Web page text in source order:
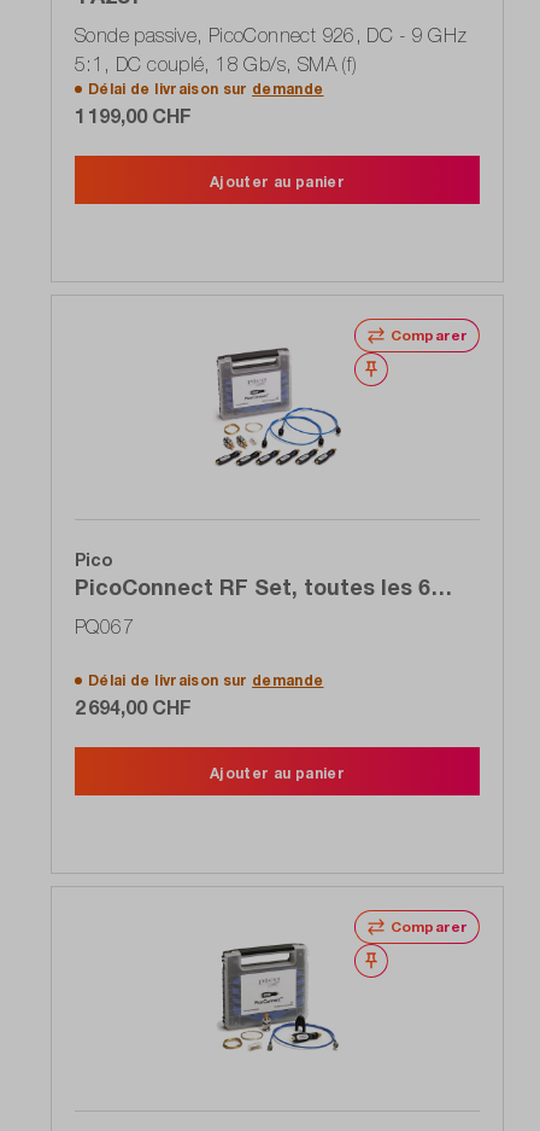
Sonde passive, PicoConnect 926, DC - 9 GHz
5:1, DC couplé, 18 Gb/s, SMA (f)
Délai de livraison sur demande
1 199,00 CHF
Ajouter au panier
Comparer
Noter
Pico
PicoConnect RF Set, toutes les 6
sondes 4 à 5 GHz de la série 910 pour
le prix de 4
PQ067
Délai de livraison sur demande
2 694,00 CHF
Ajouter au panier
Comparer
Noter